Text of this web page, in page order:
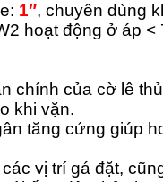
1″, chuyên dùng
hoạt động ở áp <
chính của cờ lê
khi vặn.
tăng cứng giúp
vị trí gá đặt,